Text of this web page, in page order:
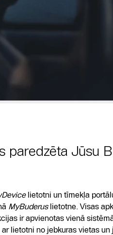
paredzēta Jūsu
lietotni un tīmekļa
MyBuderus lietotne. Visas
ir apvienotas vienā
lietotni no jebkuras vietas un